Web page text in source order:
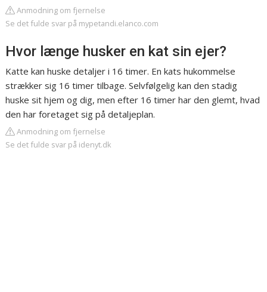
Anmodning om fjernelse
Se det fulde svar på mypetandi.elanco.com
Hvor længe husker en kat sin ejer?
Katte kan huske detaljer i 16 timer. En kats hukommelse
strækker sig 16 timer tilbage. Selvfølgelig kan den stadig
huske sit hjem og dig, men efter 16 timer har den glemt, hvad
den har foretaget sig på detaljeplan.
Anmodning om fjernelse
Se det fulde svar på idenyt.dk